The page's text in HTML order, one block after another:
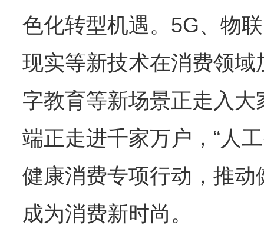
色化转型机遇。5G、物
现实等新技术在消费领域
字教育等新场景正走入
端正走进千家万户，“人
健康消费专项行动，推
成为消费新时尚。